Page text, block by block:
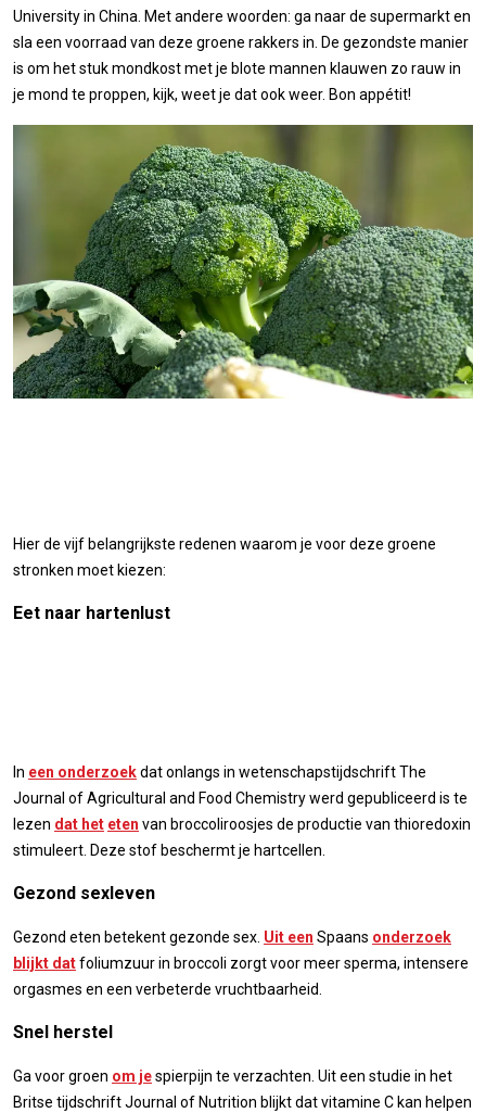
University in China. Met andere woorden: ga naar de supermarkt en
sla een voorraad van deze groene rakkers in. De gezondste manier
is om het stuk mondkost met je blote mannen klauwen zo rauw in
je mond te proppen, kijk, weet je dat ook weer. Bon appétit!
Hier de vijf belangrijkste redenen waarom je voor deze groene
stronken moet kiezen:
Eet naar hartenlust
In een onderzoekdat onlangs in wetenschapstijdschrift The
Journal of Agricultural and Food Chemistry werd gepubliceerd is te
lezen dat het eten van broccoliroosjes de productie van thioredoxin
stimuleert. Deze stof beschermt je hartcellen.
Gezond sexleven
Gezond eten betekent gezonde sex. Uit een Spaans onderzoek
blijkt datfoliumzuur in broccoli zorgt voor meer sperma, intensere
orgasmes en een verbeterde vruchtbaarheid.
Snel herstel
Ga voor groen om jespierpijn te verzachten. Uit een studie in het
Britse tijdschrift Journal of Nutrition blijkt dat vitamine C kan helpen